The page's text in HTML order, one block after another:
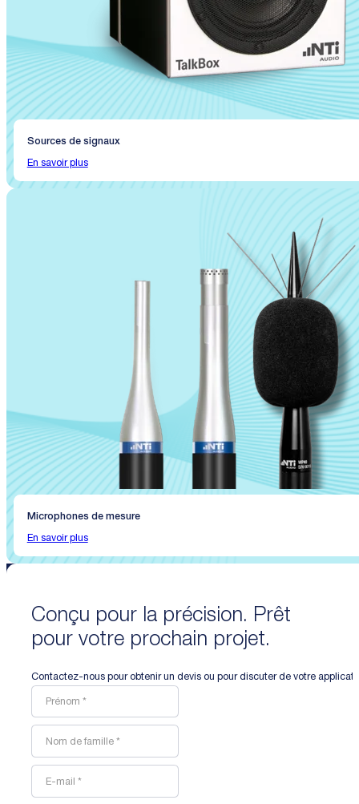
Sources de signaux
En savoir plus
Microphones de mesure
En savoir plus
Conçu pour la précision. Prêt
pour votre prochain projet.
Contactez-nous pour obtenir un devis ou pour discuter de votre